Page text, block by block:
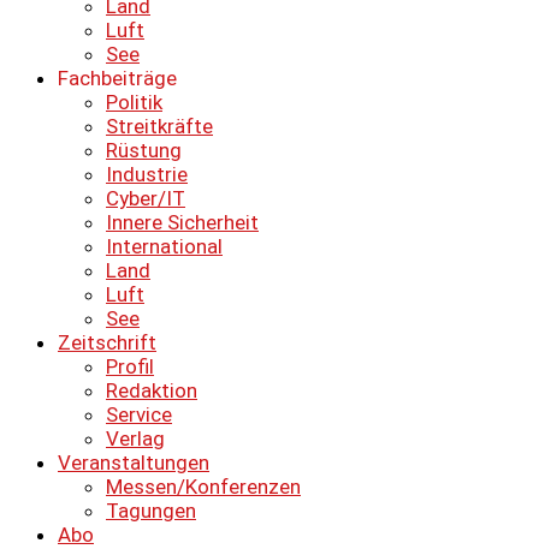
Land
Luft
See
Fachbeiträge
Politik
Streitkräfte
Rüstung
Industrie
Cyber/IT
Innere Sicherheit
International
Land
Luft
See
Zeitschrift
Profil
Redaktion
Service
Verlag
Veranstaltungen
Messen/Konferenzen
Tagungen
Abo